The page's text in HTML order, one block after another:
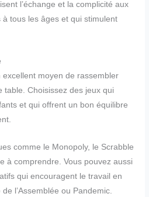
l’échange et la complicité aux
à tous les âges et qui stimulent
excellent moyen de rassembler
table. Choisissez des jeux qui
et qui offrent un bon équilibre
comme le Monopoly, le Scrabble
à comprendre. Vous pouvez aussi
qui encouragent le travail en
l’Assemblée ou Pandemic.